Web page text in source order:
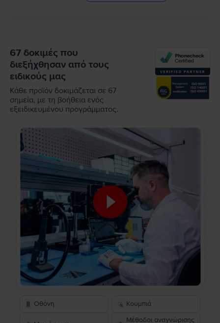
67 δοκιμές που
διεξήχθησαν από τους
ειδικούς μας
Κάθε προϊόν δοκιμάζεται σε 67
σημεία, με τη βοήθεια ενός
εξειδικευμένου προγράμματος.
Οθόνη Κουμπιά
Μέθοδοι αναγνώρισης